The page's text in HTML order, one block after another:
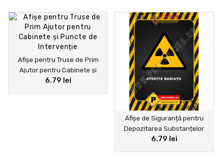
Afișe pentru Truse de Prim
Ajutor pentru Cabinete și
Puncte de Intervenție
6.79 lei
Afișe de Siguranță pentru
Depozitarea Substanțelor
Periculoase – Protejează-ți
6.79 lei